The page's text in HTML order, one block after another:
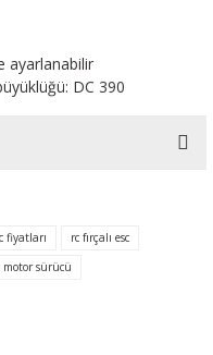
ayarlanabilir
DC 390
fiyatları
rc fırçalı esc
motor sürücü